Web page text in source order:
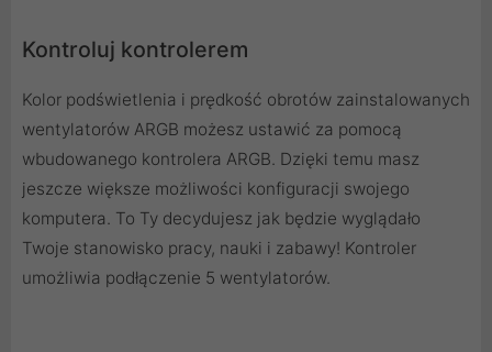
Kontroluj kontrolerem
Kolor podświetlenia i prędkość obrotów zainstalowanych
wentylatorów ARGB możesz ustawić za pomocą
wbudowanego kontrolera ARGB. Dzięki temu masz
jeszcze większe możliwości konfiguracji swojego
komputera. To Ty decydujesz jak będzie wyglądało
Twoje stanowisko pracy, nauki i zabawy! Kontroler
umożliwia podłączenie 5 wentylatorów.